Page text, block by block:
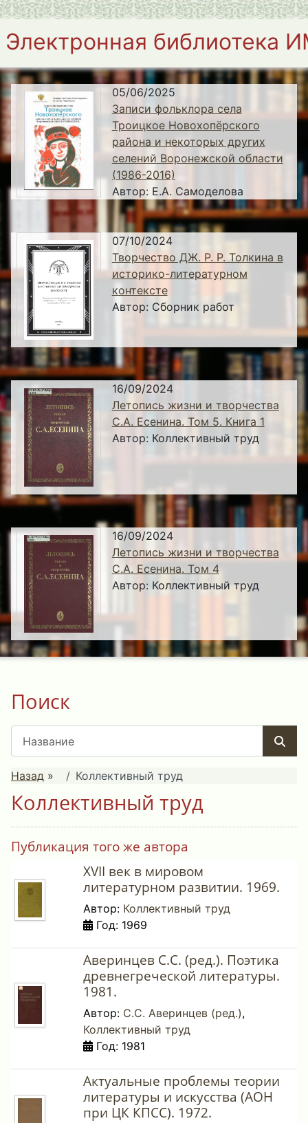
Электронная библиотека
05/06/2025
Записи фольклора села
Троицкое Новохопёрского
района и некоторых других
селений Воронежской области
(1986-2016)
Автор: Е.А. Самоделова
07/10/2024
Творчество ДЖ. Р. Р. Толкина в
историко-литературном
контексте
Автор: Сборник работ
16/09/2024
Летопись жизни и творчества
С.А. Есенина. Том 5. Книга 1
Автор: Коллективный труд
16/09/2024
Летопись жизни и творчества
С.А. Есенина. Том 4
Автор: Коллективный труд
Поиск
Назад » Коллективный труд
Коллективный труд
Публикация того же автора
XVII век в мировом
литературном развитии. 1969.
Автор: Коллективный труд
Год: 1969
Аверинцев С.С. (ред.). Поэтика
древнегреческой литературы.
1981.
Автор: С.С. Аверинцев (ред.),
Коллективный труд
Год: 1981
Актуальные проблемы теории
литературы и искусства (АОН
при ЦК КПСС). 1972.